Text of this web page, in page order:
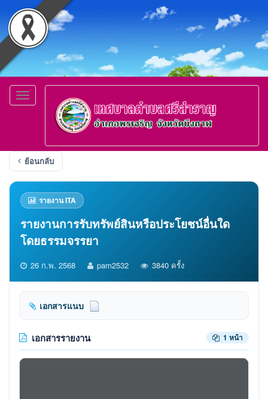
Toggle
navigation
ย้อนกลับ
รายงาน ITA
รายงานการรับทรัพย์สินหรือประโยชน์อื่นใด
โดยธรรมจรรยา
26 ก.พ. 2568 pam2532 3840 ครั้ง
เอกสารแนบ
เอกสารรายงาน 1 หน้า